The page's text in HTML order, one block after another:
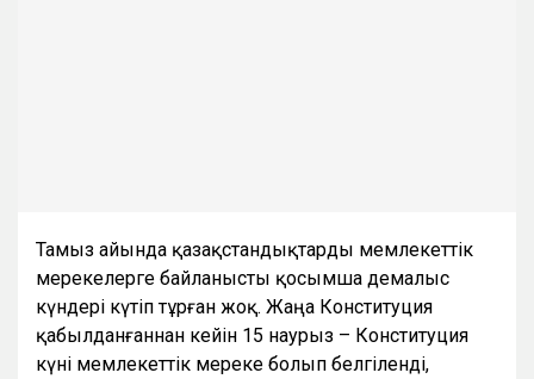
Тамыз айында қазақстандықтарды мемлекеттік
мерекелерге байланысты қосымша демалыс
күндері күтіп тұрған жоқ. Жаңа Конституция
қабылданғаннан кейін 15 наурыз – Конституция
күні мемлекеттік мереке болып белгіленді,